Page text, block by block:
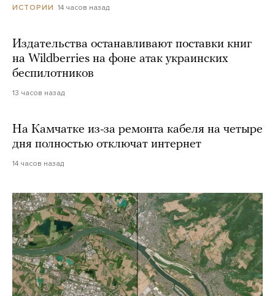
ИСТОРИИ 14 часов назад
Издательства останавливают поставки книг
на Wildberries на фоне атак украинских
беспилотников
13 часов назад
На Камчатке из-за ремонта кабеля на четыре
дня полностью отключат интернет
14 часов назад